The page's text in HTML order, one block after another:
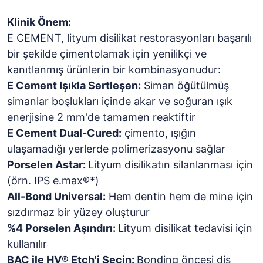
Klinik Önem:
E CEMENT, lityum disilikat restorasyonları başarılı
bir şekilde çimentolamak için yenilikçi ve
kanıtlanmış ürünlerin bir kombinasyonudur:
E Cement Işıkla Sertleşen: Siman öğütülmüş
simanlar boşlukları içinde akar ve soğuran ışık
enerjisine 2 mm'de tamamen reaktiftir
E Cement Dual-Cured: çimento, ışığın
ulaşamadığı yerlerde polimerizasyonu sağlar
Porselen Astar: Lityum disilikatın silanlanması için
(örn. IPS e.max®*)
All-Bond Universal: Hem dentin hem de mine için
sızdırmaz bir yüzey oluşturur
%4 Porselen Aşındırı: Lityum disilikat tedavisi için
kullanılır
BAC ile HV® Etch'i Seçin: Bonding öncesi diş